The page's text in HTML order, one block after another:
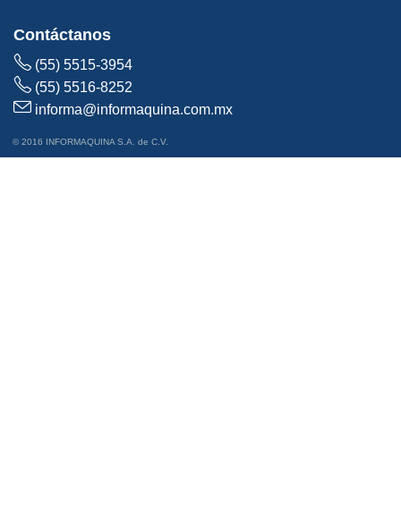
Contáctanos
(55) 5515-3954
(55) 5516-8252
informa@informaquina.com.mx
© 2016 INFORMAQUINA S.A. de C.V.